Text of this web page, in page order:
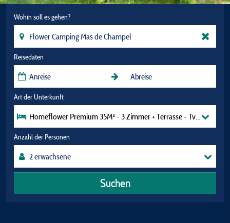
Wohin soll es gehen?
Reisedaten
Art der Unterkunft
Homeflower Premium 35M² - 3 Zimmer + Terrasse - Tv +
Anzahl der Personen
Suchen